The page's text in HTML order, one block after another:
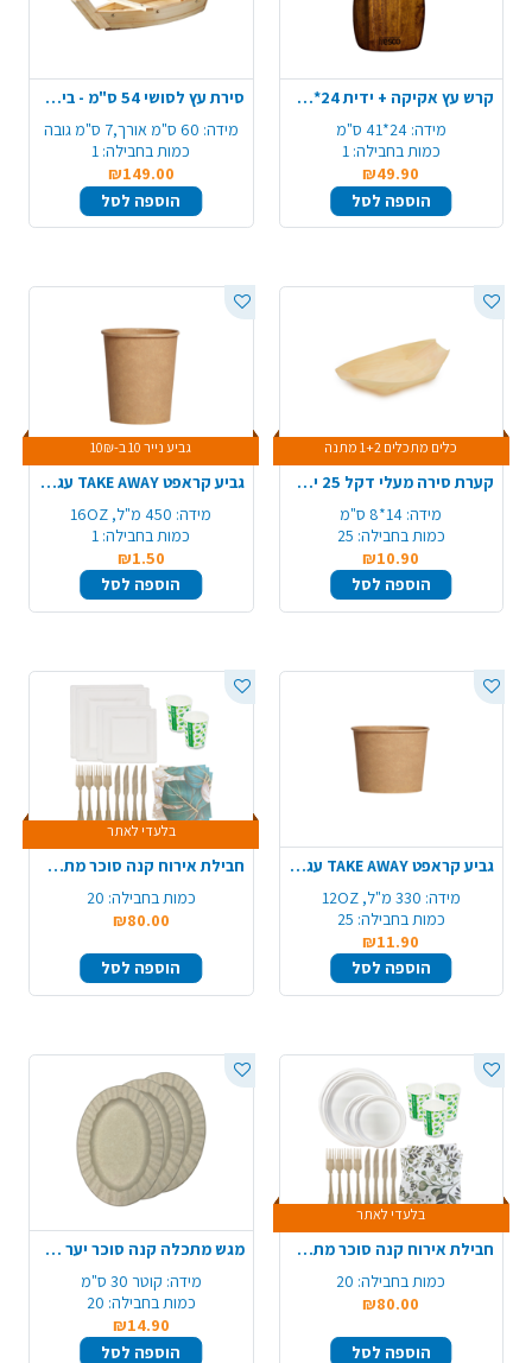
קרש עץ אקיקה + ידית 24*41 ס"מ - טבעי
מידה: 24*41 ס"מ
כמות בחבילה: 1
₪49.90
הוספה לסל
סירת עץ לסושי 54 ס"מ - בינוני
מידה: 60 ס"מ אורך,7 ס"מ גובה
כמות בחבילה: 1
₪149.00
הוספה לסל
כלים מתכלים 1+2 מתנה
קערת סירה מעלי דקל 25 יח' 140 מ"מ - בינוני
מידה: 14*8 ס"מ
כמות בחבילה: 25
₪10.90
הוספה לסל
גביע נייר 10 ב-10₪
גביע קראפט TAKE AWAY עגול 16OZ
מידה: 450 מ"ל, 16OZ
כמות בחבילה: 1
₪1.50
הוספה לסל
גביע קראפט TAKE AWAY עגול 12OZ ארוז 25 יח'
מידה: 330 מ"ל, 12OZ
כמות בחבילה: 25
₪11.90
הוספה לסל
בלעדי לאתר
חבילת אירוח קנה סוכר מתכלה 20 סועדים - מרובע
כמות בחבילה: 20
₪80.00
הוספה לסל
בלעדי לאתר
חבילת אירוח קנה סוכר מתכלה 25 סועדים - עגול
כמות בחבילה: 20
₪80.00
הוספה לסל
מגש מתכלה קנה סוכר יער 10 יח' - חום טבעי
מידה: קוטר 30 ס"מ
כמות בחבילה: 20
₪14.90
הוספה לסל